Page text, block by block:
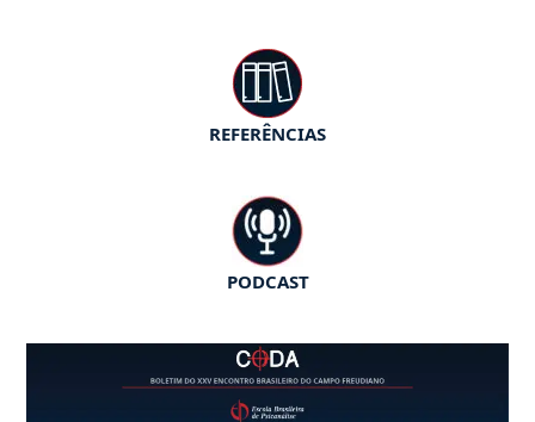
REFERÊNCIAS
PODCAST